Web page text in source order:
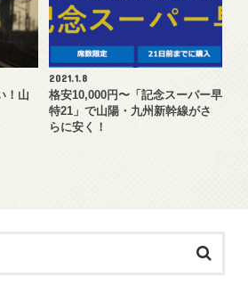
！山
2021.1.8
格安10,000円〜「記念スーパー早
特21」で山陽・九州新幹線がさ
らに安く！